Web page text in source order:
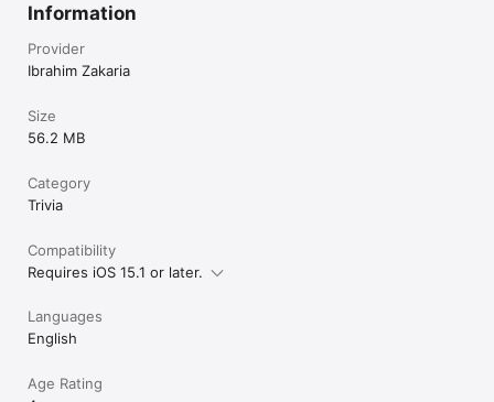
Information
Provider
Ibrahim Zakaria
Size
56.2 MB
Category
Trivia
Compatibility
Requires iOS 15.1 or later.
Languages
English
Age Rating